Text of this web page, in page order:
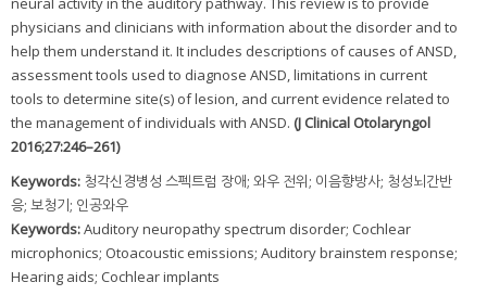
physicians and clinicians with information about the disorder and to
help them understand it. It includes descriptions of causes of ANSD,
assessment tools used to diagnose ANSD, limitations in current
tools to determine site(s) of lesion, and current evidence related to
the management of individuals with ANSD. (J Clinical Otolaryngol
2016;27:246–261)
Keywords: 청각신경병성 스펙트럼 장애; 와우 전위; 이음향방사; 청성뇌간반
응; 보청기; 인공와우
Keywords:Auditory neuropathy spectrum disorder; Cochlear
microphonics; Otoacoustic emissions; Auditory brainstem response;
Hearing aids; Cochlear implants